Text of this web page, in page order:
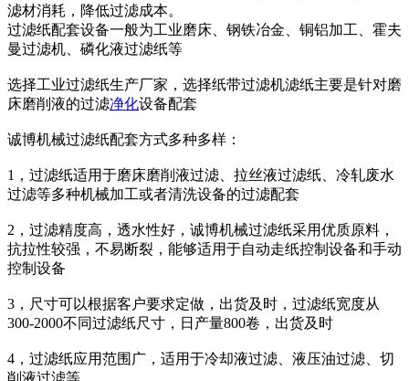
滤材消耗，降低过滤成本。
过滤纸配套设备一般为工业磨床、钢铁冶金、铜铝加工、霍夫
曼过滤机、磷化液过滤纸等
选择工业过滤纸生产厂家，选择纸带过滤机滤纸主要是针对磨
床磨削液的过滤净化设备配套
诚博机械过滤纸配套方式多种多样：
1，过滤纸适用于磨床磨削液过滤、拉丝液过滤纸、冷轧废水
过滤等多种机械加工或者清洗设备的过滤配套
2，过滤精度高，透水性好，诚博机械过滤纸采用优质原料，
抗拉性较强，不易断裂，能够适用于自动走纸控制设备和手动
控制设备
3，尺寸可以根据客户要求定做，出货及时，过滤纸宽度从
300-2000不同过滤纸尺寸，日产量800卷，出货及时
4，过滤纸应用范围广，适用于冷却液过滤、液压油过滤、切
削液过滤等